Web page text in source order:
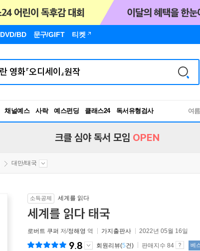
DVD/BD 문구/GIFT 티켓
채널예스 사락 예스펀딩 클래스24
독서유형검사
RBTI Lab
여
크클 심야 독서 모임 OPEN
대만/태국
소득공제 세계를 읽다
세계를 읽다 태국
로버트 쿠퍼 저/정해영 역 가지출판사 2022년 05월 16일
9.8 회원리뷰(5건) 판매지수 84 베